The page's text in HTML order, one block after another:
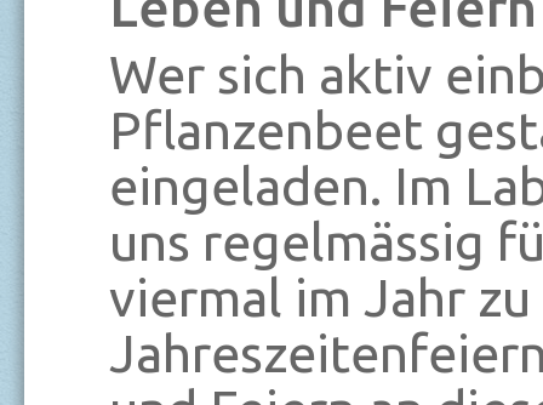
Wer sich aktiv
Pflanzenbeet
eingeladen. Im
uns regelmässig
viermal im Jahr